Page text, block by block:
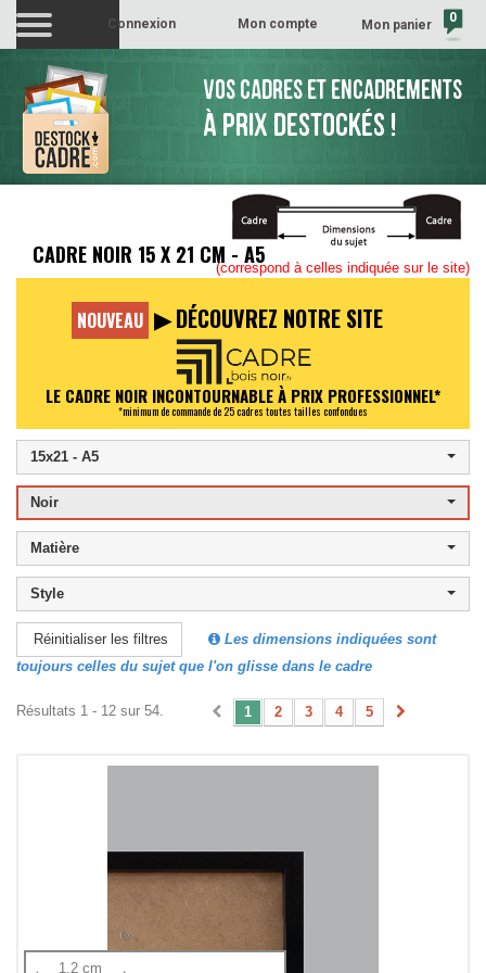
Mon panier 0
Mon compte
Connexion
VOS CADRES ET ENCADREMENTS
À PRIX DESTOCKÉS !
CADRE NOIR 15 X 21 CM - A5(correspond à celles indiquée sur le site)
NOUVEAU ▶ DÉCOUVREZ NOTRE SITE
LE CADRE NOIR INCONTOURNABLE À PRIX PROFESSIONNEL*
*minimum de commande de 25 cadres toutes tailles confondues
15x21 - A5
Noir
Matière
Style
Réinitialiser les filtres
Les dimensions indiquées sont
toujours celles du sujet que l'on glisse dans le cadre
1 2 3 4 5
Résultats 1 - 12 sur 54.
1.2 cm